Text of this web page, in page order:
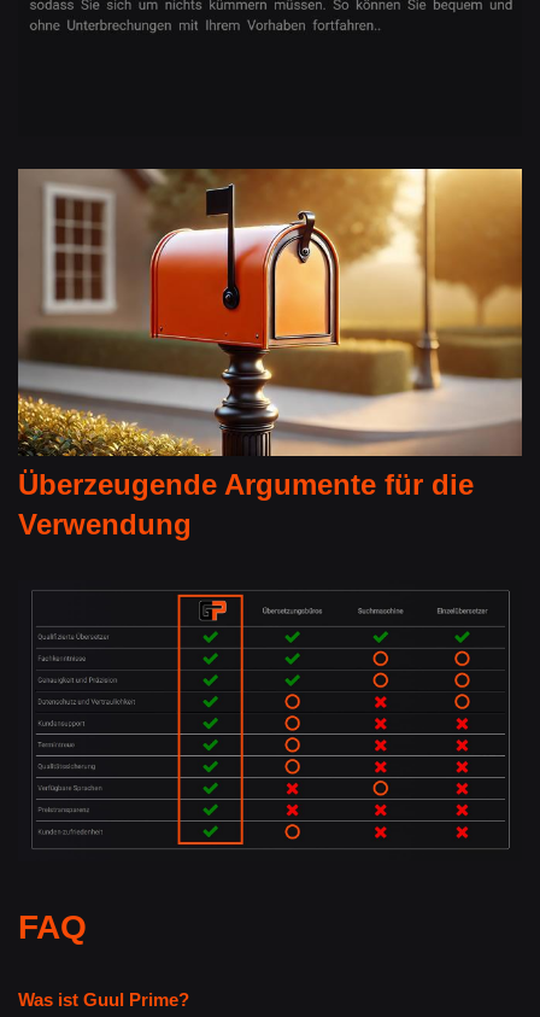
Überzeugende Argumente für die
Verwendung
FAQ
Was ist Guul Prime?